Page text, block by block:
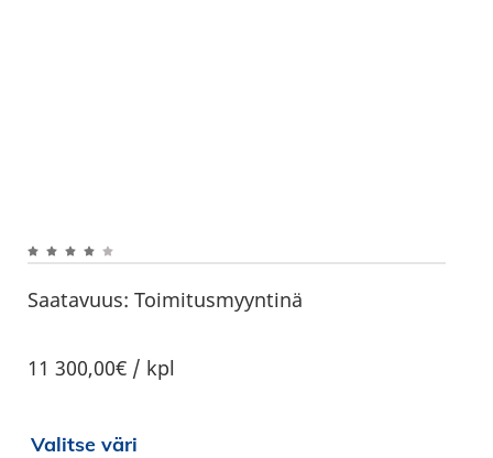
Saatavuus: Toimitusmyyntinä
11 300,00€ / kpl
Valitse väri